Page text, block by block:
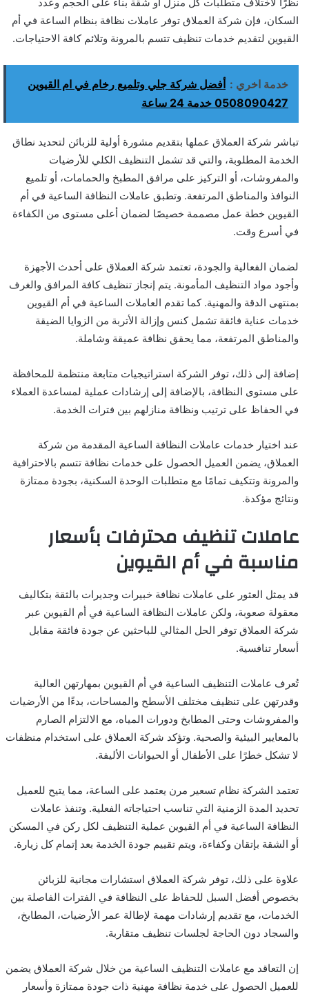
السكان، فإن شركة العملاق توفر عاملات نظافة بنظام الساعة في أم
القيوين لتقديم خدمات تنظيف تتسم بالمرونة وتلائم كافة الاحتياجات.
خدمة اخري : أفضل شركة جلي وتلميع رخام في ام القيوين
0508090427 خدمة 24 ساعة
تباشر شركة العملاق عملها بتقديم مشورة أولية للزبائن لتحديد نطاق
الخدمة المطلوبة، والتي قد تشمل التنظيف الكلي للأرضيات
والمفروشات، أو التركيز على مرافق المطبخ والحمامات، أو تلميع
النوافذ والمناطق المرتفعة. وتطبق عاملات النظافة الساعية في أم
القيوين خطة عمل مصممة خصيصًا لضمان أعلى مستوى من الكفاءة
في أسرع وقت.
لضمان الفعالية والجودة، تعتمد شركة العملاق على أحدث الأجهزة
وأجود مواد التنظيف المأمونة. يتم إنجاز تنظيف كافة المرافق والغرف
بمنتهى الدقة والمهنية. كما تقدم العاملات الساعية في أم القيوين
خدمات عناية فائقة تشمل كنس وإزالة الأتربة من الزوايا الضيقة
والمناطق المرتفعة، مما يحقق نظافة عميقة وشاملة.
إضافة إلى ذلك، توفر الشركة استراتيجيات متابعة منتظمة للمحافظة
على مستوى النظافة، بالإضافة إلى إرشادات عملية لمساعدة العملاء
في الحفاظ على ترتيب ونظافة منازلهم بين فترات الخدمة.
عند اختيار خدمات عاملات النظافة الساعية المقدمة من شركة
العملاق، يضمن العميل الحصول على خدمات نظافة تتسم بالاحترافية
والمرونة وتتكيف تمامًا مع متطلبات الوحدة السكنية، بجودة ممتازة
ونتائج مؤكدة.
عاملات تنظيف محترفات بأسعار
مناسبة في أم القيوين
قد يمثل العثور على عاملات نظافة خبيرات وجديرات بالثقة بتكاليف
معقولة صعوبة، ولكن عاملات النظافة الساعية في أم القيوين عبر
شركة العملاق توفر الحل المثالي للباحثين عن جودة فائقة مقابل
أسعار تنافسية.
تُعرف عاملات التنظيف الساعية في أم القيوين بمهارتهن العالية
وقدرتهن على تنظيف مختلف الأسطح والمساحات، بدءًا من الأرضيات
والمفروشات وحتى المطابخ ودورات المياه، مع الالتزام الصارم
بالمعايير البيئية والصحية. وتؤكد شركة العملاق على استخدام منظفات
لا تشكل خطرًا على الأطفال أو الحيوانات الأليفة.
تعتمد الشركة نظام تسعير مرن يعتمد على الساعة، مما يتيح للعميل
تحديد المدة الزمنية التي تناسب احتياجاته الفعلية. وتنفذ عاملات
النظافة الساعية في أم القيوين عملية التنظيف لكل ركن في المسكن
أو الشقة بإتقان وكفاءة، ويتم تقييم جودة الخدمة بعد إتمام كل زيارة.
علاوة على ذلك، توفر شركة العملاق استشارات مجانية للزبائن
بخصوص أفضل السبل للحفاظ على النظافة في الفترات الفاصلة بين
الخدمات، مع تقديم إرشادات مهمة لإطالة عمر الأرضيات، المطابخ،
والسجاد دون الحاجة لجلسات تنظيف متقاربة.
إن التعاقد مع عاملات التنظيف الساعية من خلال شركة العملاق يضمن
للعميل الحصول على خدمة نظافة مهنية ذات جودة ممتازة وأسعار